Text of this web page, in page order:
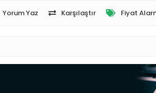
Yorum Yaz Karşılaştır Fiyat